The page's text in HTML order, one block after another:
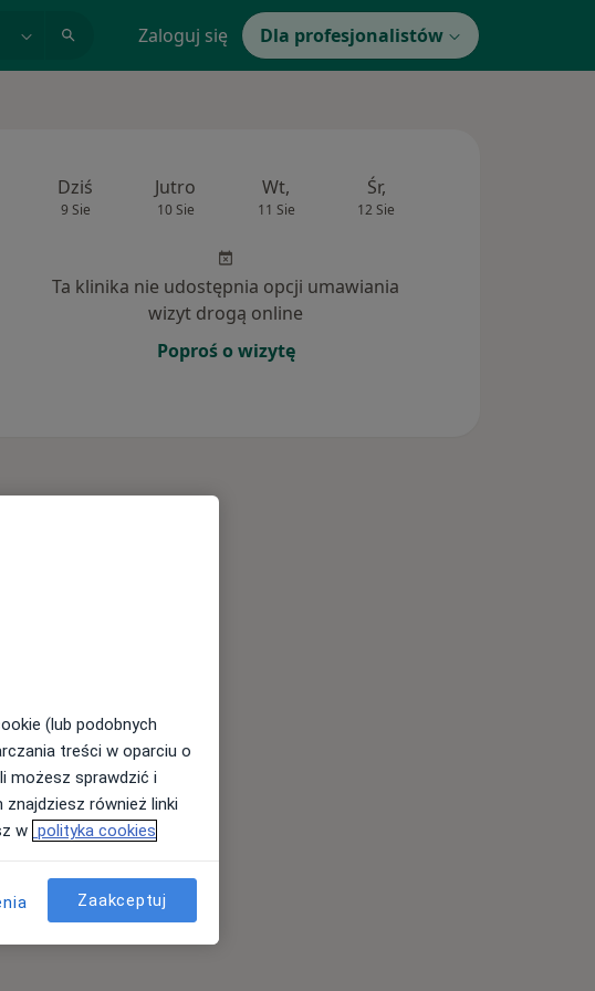
Zaloguj się Dla profesjonalistów
Dziś
9 Sie
Jutro
10 Sie
Wt,
11 Sie
Śr,
12 Sie
Ta klinika nie udostępnia opcji umawiania
wizyt drogą online
Poproś o wizytę
(lub podobnych
treści w oparciu o
możesz sprawdzić i
również linki
w polityka cookies
Zaakceptuj